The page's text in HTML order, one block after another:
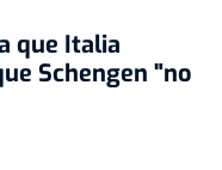
que Italia
Schengen "no